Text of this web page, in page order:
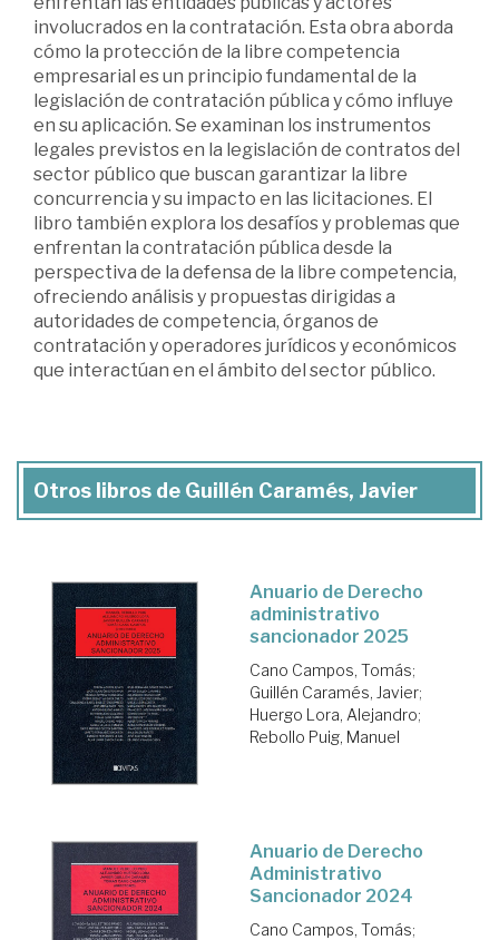
involucrados en la contratación. Esta obra aborda
cómo la protección de la libre competencia
empresarial es un principio fundamental de la
legislación de contratación pública y cómo influye
en su aplicación. Se examinan los instrumentos
legales previstos en la legislación de contratos del
sector público que buscan garantizar la libre
concurrencia y su impacto en las licitaciones. El
libro también explora los desafíos y problemas que
enfrentan la contratación pública desde la
perspectiva de la defensa de la libre competencia,
ofreciendo análisis y propuestas dirigidas a
autoridades de competencia, órganos de
contratación y operadores jurídicos y económicos
que interactúan en el ámbito del sector público.
Otros libros de Guillén Caramés, Javier
Anuario de Derecho
administrativo
sancionador 2025
Cano Campos, Tomás;
Guillén Caramés, Javier;
Huergo Lora, Alejandro;
Rebollo Puig, Manuel
Anuario de Derecho
Administrativo
Sancionador 2024
Cano Campos, Tomás;